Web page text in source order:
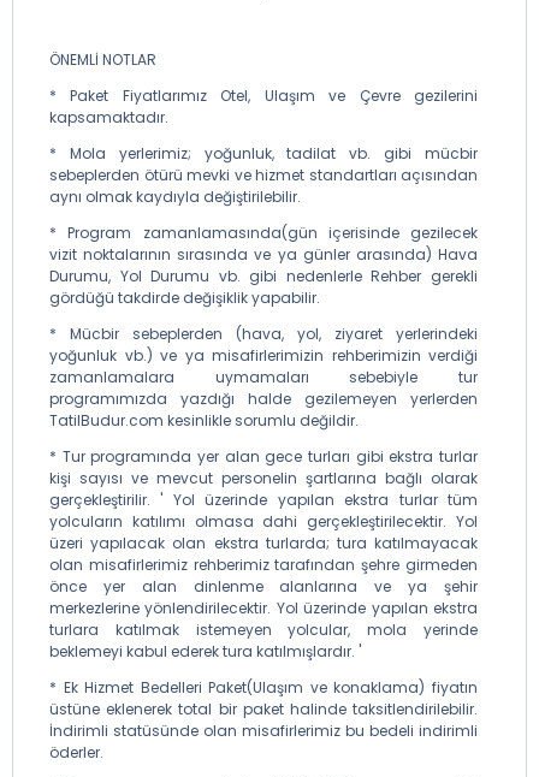
ÖNEMLİ NOTLAR
* Paket Fiyatlarımız Otel, Ulaşım ve Çevre gezilerini
kapsamaktadır.
* Mola yerlerimiz; yoğunluk, tadilat vb. gibi mücbir
sebeplerden ötürü mevki ve hizmet standartları açısından
aynı olmak kaydıyla değiştirilebilir.
* Program zamanlamasında(gün içerisinde gezilecek
vizit noktalarının sırasında ve ya günler arasında) Hava
Durumu, Yol Durumu vb. gibi nedenlerle Rehber gerekli
gördüğü takdirde değişiklik yapabilir.
* Mücbir sebeplerden (hava, yol, ziyaret yerlerindeki
yoğunluk vb.) ve ya misafirlerimizin rehberimizin verdiği
zamanlamalara uymamaları sebebiyle tur
programımızda yazdığı halde gezilemeyen yerlerden
TatilBudur.com kesinlikle sorumlu değildir.
* Tur programında yer alan gece turları gibi ekstra turlar
kişi sayısı ve mevcut personelin şartlarına bağlı olarak
gerçekleştirilir. ' Yol üzerinde yapılan ekstra turlar tüm
yolcuların katılımı olmasa dahi gerçekleştirilecektir. Yol
üzeri yapılacak olan ekstra turlarda; tura katılmayacak
olan misafirlerimiz rehberimiz tarafından şehre girmeden
önce yer alan dinlenme alanlarına ve ya şehir
merkezlerine yönlendirilecektir. Yol üzerinde yapılan ekstra
turlara katılmak istemeyen yolcular, mola yerinde
beklemeyi kabul ederek tura katılmışlardır. '
* Ek Hizmet Bedelleri Paket(Ulaşım ve konaklama) fiyatın
üstüne eklenerek total bir paket halinde taksitlendirilebilir.
İndirimli statüsünde olan misafirlerimiz bu bedeli indirimli
öderler.